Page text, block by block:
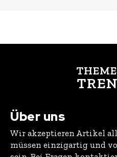
Über uns
Wir akzeptieren Artikel
müssen einzigartig und